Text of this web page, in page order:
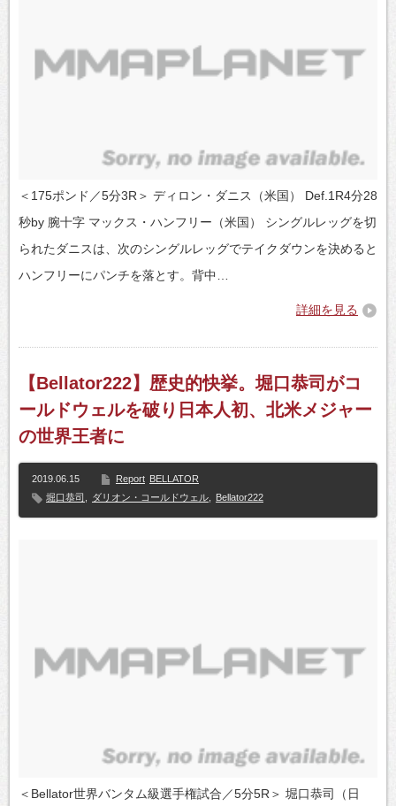
＜175ポンド／5分3R＞ ディロン・ダニス（米国） Def.1R4分28
秒by 腕十字 マックス・ハンフリー（米国） シングルレッグを切
られたダニスは、次のシングルレッグでテイクダウンを決めると
ハンフリーにパンチを落とす。背中…
詳細を見る
【Bellator222】歴史的快挙。堀口恭司がコ
ールドウェルを破り日本人初、北米メジャー
の世界王者に
2019.06.15 Report BELLATOR
堀口恭司
ダリオン・コールドウェル Bellator222
＜Bellator世界バンタム級選手権試合／5分5R＞ 堀口恭司（日